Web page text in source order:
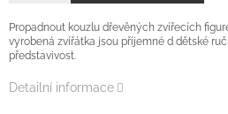
Propadnout kouzlu dřevěných zvířecích
vyrobená zvířátka jsou příjemné d dětské
představivost.
Detailní informace